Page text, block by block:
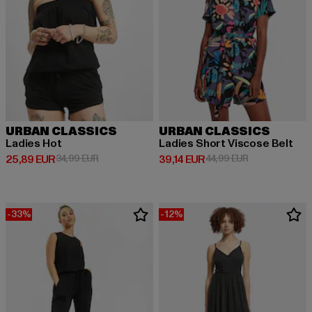
URBAN CLASSICS
Ladies Hot
25,89 EUR
Derzeitiger Preis: 25,89 EUR
34,99 EURAktionspreis: 34,99 EUR
URBAN CLASSICS
Ladies Short Viscose Belt
39,14 EUR
Derzeitiger Preis: 39,14 EUR
44,99 EURAktionspreis:
-33% -12%